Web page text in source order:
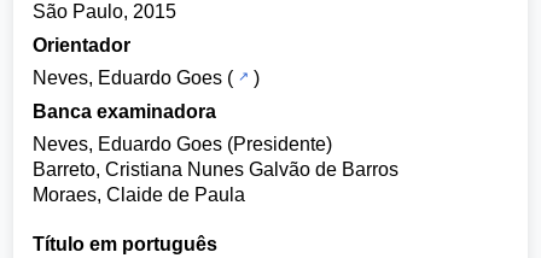
São Paulo, 2015
Orientador
Neves, Eduardo Goes (
)
Banca examinadora
Neves, Eduardo Goes (Presidente)
Barreto, Cristiana Nunes Galvão de Barros
Moraes, Claide de Paula
Título em português